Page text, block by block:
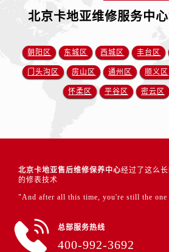
北京卡地亚维修服务中
朝阳区 东城区 西城区 丰台区
门头沟区 房山区 通州区 顺义区
怀柔区 平谷区 密云区
北京卡地亚售后维修保养中心经过了这么
的修表技术
"And after all this time, you're still the one
总部服务热线
400-992-3692